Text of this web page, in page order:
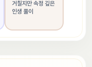
거칠지만 속정 깊은
인생 풀이